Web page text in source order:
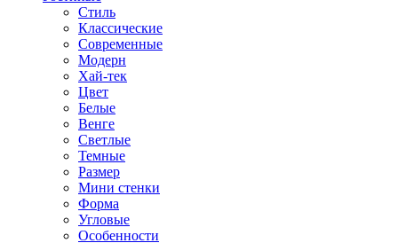
Стиль
Классические
Современные
Модерн
Хай-тек
Цвет
Белые
Венге
Светлые
Темные
Размер
Мини стенки
Форма
Угловые
Особенности